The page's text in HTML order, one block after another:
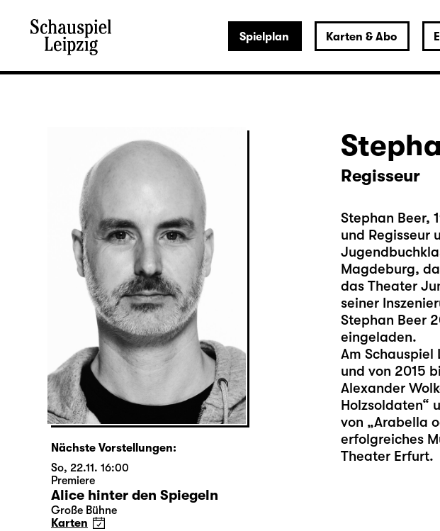
Spielplan Karten & Abo
Regisseur
Stephan Beer,
und Regisseur
Magdeburg,
das Theater
seiner
Stephan Beer
eingeladen.
Am Schauspiel
und von 2015
Alexander
Holzsoldaten“
von „Arabella
erfolgreiches
Theater Erfurt.
Nächste Vorstellungen:
So, 22.11. 16:00
Premiere
Alice hinter den Spiegeln
Große Bühne
Karten